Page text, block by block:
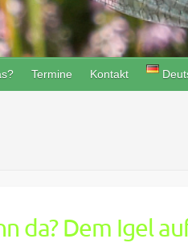
Termine Kontakt
da? Dem Igel